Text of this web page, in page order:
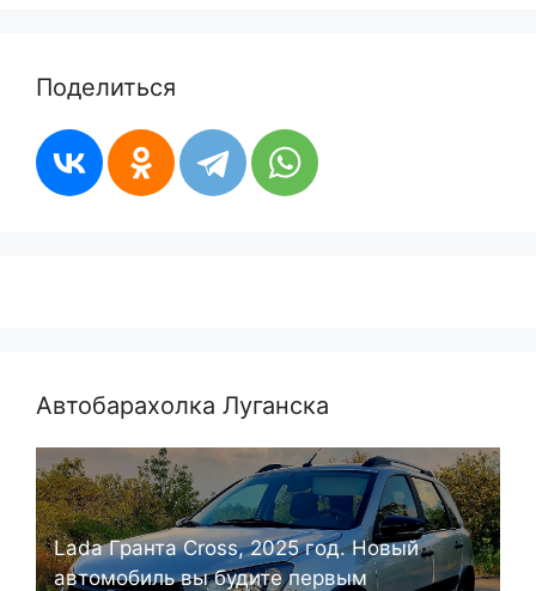
Поделиться
Автобарахолка Луганска
Lada Гранта Cross, 2025 год. Новый
автомобиль вы будите первым